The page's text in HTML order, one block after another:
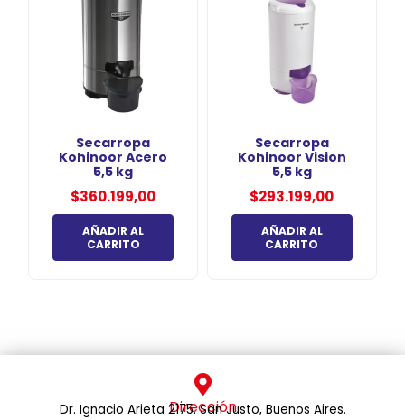
Secarropa
Kohinoor Acero
5,5 kg
$360.199,00
AÑADIR AL
CARRITO
Secarropa
Kohinoor Vision
5,5 kg
$293.199,00
AÑADIR AL
CARRITO
Dirección
Dr. Ignacio Arieta 2175. San Justo, Buenos Aires.